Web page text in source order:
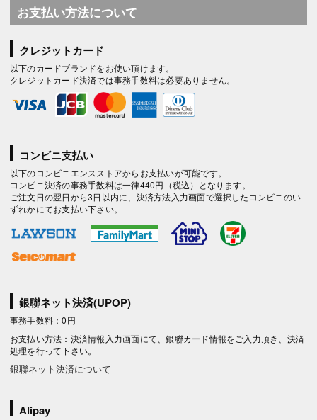
お支払い方法について
クレジットカード
以下のカードブランドをお使い頂けます。
クレジットカード決済では事務手数料は必要ありません。
コンビニ支払い
以下のコンビニエンスストアからお支払いが可能です。
コンビニ決済の事務手数料は一律440円（税込）となります。
ご注文日の翌日から3日以内に、決済方法入力画面で選択したコンビニのい
ずれかにてお支払い下さい。
銀聯ネット決済(UPOP)
事務手数料：0円
お支払い方法：決済情報入力画面にて、銀聯カード情報をご入力頂き、決済
処理を行って下さい。
銀聯ネット決済について
Alipay